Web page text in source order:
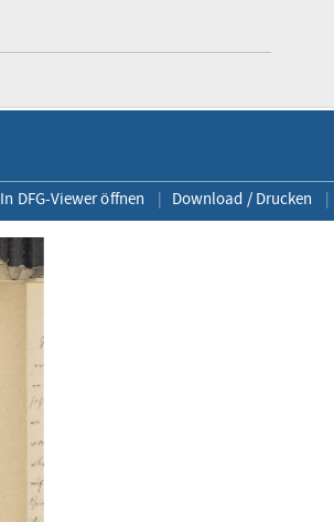
In DFG-Viewer öffnen Download / Drucken